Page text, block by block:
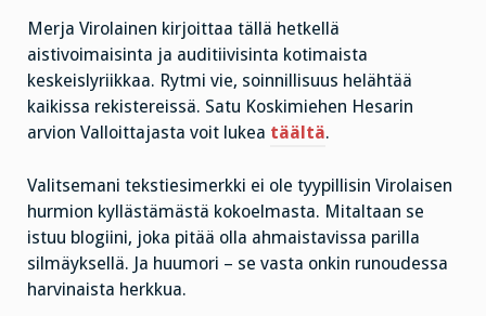
Merja Virolainen kirjoittaa tällä hetkellä
aistivoimaisinta ja auditiivisinta kotimaista
keskeislyriikkaa. Rytmi vie, soinnillisuus helähtää
kaikissa rekistereissä. Satu Koskimiehen Hesarin
arvion Valloittajasta voit lukea täältä.
Valitsemani tekstiesimerkki ei ole tyypillisin Virolaisen
hurmion kyllästämästä kokoelmasta. Mitaltaan se
istuu blogiini, joka pitää olla ahmaistavissa parilla
silmäyksellä. Ja huumori – se vasta onkin runoudessa
harvinaista herkkua.